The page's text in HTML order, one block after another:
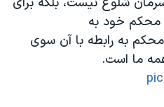
محکم خود به
محکم به رابطه با آن سوی
ما است.